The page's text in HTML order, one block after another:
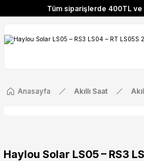
Tüm siparişlerde 400TL
Özel! YENI10 koduyla 400 TL ve üzeri
Tüm siparişlerde 400TL
Özel! YENI10 koduyla 400 TL ve üzeri
Anasayfa Akıllı Saat
Haylou Solar LS05 – RS3